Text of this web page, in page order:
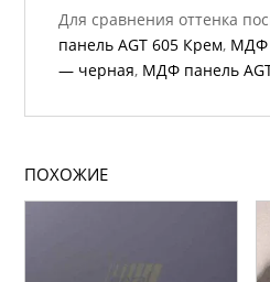
Для сравнения оттенка
панель AGT 605 Крем, МДФ
— черная, МДФ панель
ПОХОЖИЕ